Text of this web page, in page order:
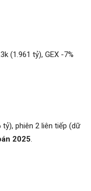
(1.961 tỷ), GEX -7%
tỷ), phiên 2 liên tiếp (dữ
2025.